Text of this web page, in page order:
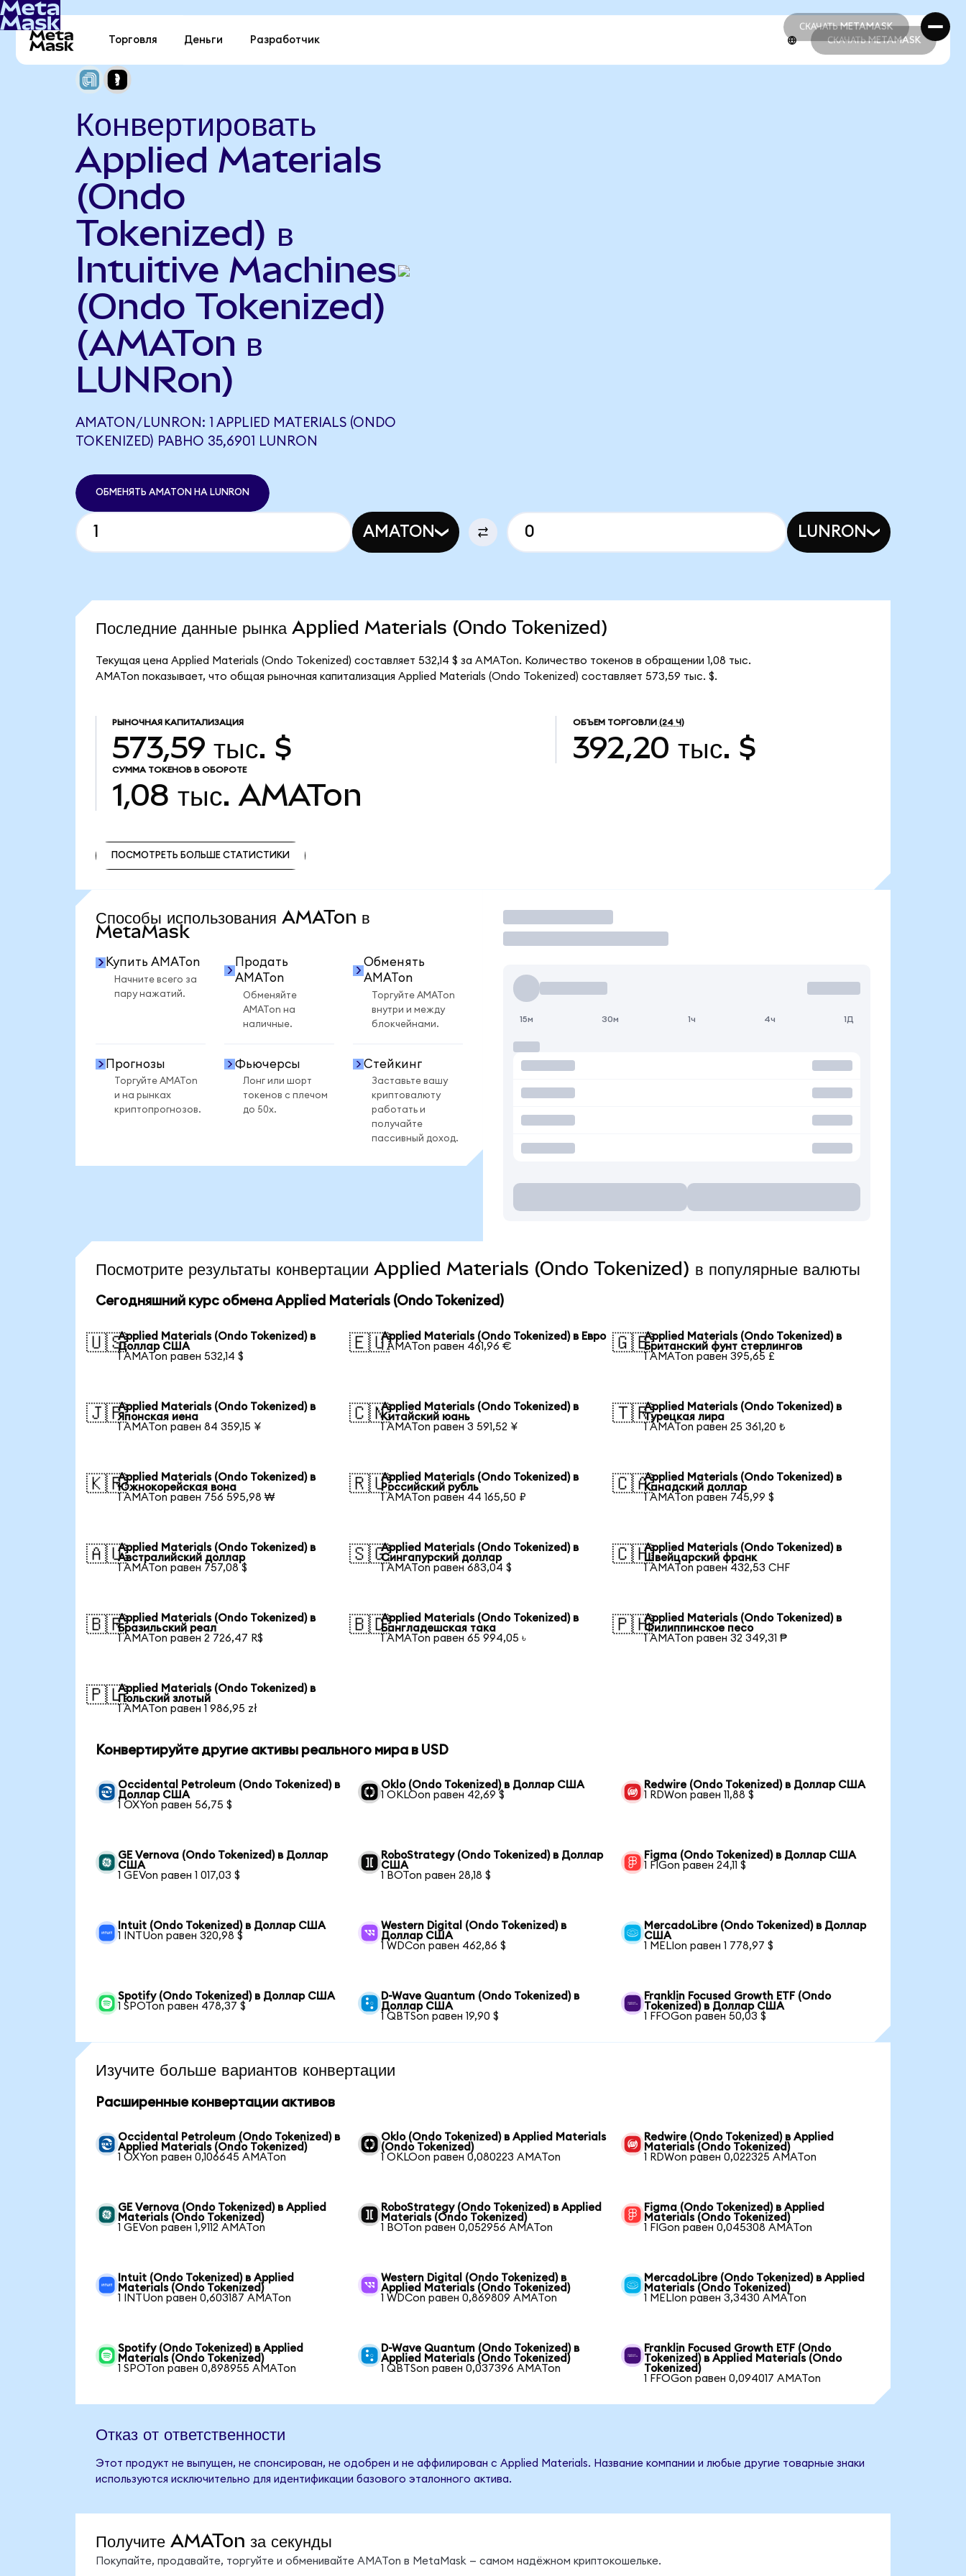
СКАЧАТЬ METAMASK
СКАЧАТЬ METAMASK
Торговля Деньги Разработчик СКАЧАТЬ METAMASK
Конвертировать
Applied Materials
(Ondo
Tokenized) в
Intuitive Machines
(Ondo Tokenized)
(AMATon в
LUNRon)
AMATON/LUNRON: 1 APPLIED MATERIALS (ONDO
TOKENIZED) РАВНО 35,6901 LUNRON
ОБМЕНЯТЬ AMATON НА LUNRON
AMATON LUNRON
Последние данные рынка Applied Materials (Ondo Tokenized)
Текущая цена Applied Materials (Ondo Tokenized) составляет 532,14 $ за AMATon. Количество токенов в обращении 1,08 тыс.
AMATon показывает, что общая рыночная капитализация Applied Materials (Ondo Tokenized) составляет 573,59 тыс. $.
РЫНОЧНАЯ КАПИТАЛИЗАЦИЯ
573,59 тыс. $
ОБЪЕМ ТОРГОВЛИ (24 Ч)
392,20 тыс. $
СУММА ТОКЕНОВ В ОБОРОТЕ
1,08 тыс. AMATon
ПОСМОТРЕТЬ БОЛЬШЕ СТАТИСТИКИ
Способы использования AMATon в
MetaMask
Купить AMATon
Начните всего за
пару нажатий.
Продать
AMATon
Обменяйте
AMATon на
наличные.
Обменять
AMATon
Торгуйте AMATon
внутри и между
блокчейнами.
Прогнозы
Торгуйте AMATon
и на рынках
криптопрогнозов.
Фьючерсы
Лонг или шорт
токенов с плечом
до 50x.
Стейкинг
Заставьте вашу
криптовалюту
работать и
получайте
пассивный доход.
Торговать
15м 30м 1ч 4ч 1Д
Посмотрите результаты конвертации Applied Materials (Ondo Tokenized) в популярные валюты
Сегодняшний курс обмена Applied Materials (Ondo Tokenized)
🇺🇸Applied Materials (Ondo Tokenized) в
Доллар США
1 AMATon равен 532,14 $
🇪🇺Applied Materials (Ondo Tokenized) в Евро
1 AMATon равен 461,96 €
🇬🇧Applied Materials (Ondo Tokenized) в
Британский фунт стерлингов
1 AMATon равен 395,65 £
🇯🇵Applied Materials (Ondo Tokenized) в
Японская иена
1 AMATon равен 84 359,15 ¥
🇨🇳Applied Materials (Ondo Tokenized) в
Китайский юань
1 AMATon равен 3 591,52 ¥
🇹🇷Applied Materials (Ondo Tokenized) в
Турецкая лира
1 AMATon равен 25 361,20 ₺
🇰🇷Applied Materials (Ondo Tokenized) в
Южнокорейская вона
1 AMATon равен 756 595,98 ₩
🇷🇺Applied Materials (Ondo Tokenized) в
Российский рубль
1 AMATon равен 44 165,50 ₽
🇨🇦Applied Materials (Ondo Tokenized) в
Канадский доллар
1 AMATon равен 745,99 $
🇦🇺Applied Materials (Ondo Tokenized) в
Австралийский доллар
1 AMATon равен 757,08 $
🇸🇬Applied Materials (Ondo Tokenized) в
Сингапурский доллар
1 AMATon равен 683,04 $
🇨🇭Applied Materials (Ondo Tokenized) в
Швейцарский франк
1 AMATon равен 432,53 CHF
🇧🇷Applied Materials (Ondo Tokenized) в
Бразильский реал
1 AMATon равен 2 726,47 R$
🇧🇩Applied Materials (Ondo Tokenized) в
Бангладешская така
1 AMATon равен 65 994,05 ৳
🇵🇭Applied Materials (Ondo Tokenized) в
Филиппинское песо
1 AMATon равен 32 349,31 ₱
🇵🇱Applied Materials (Ondo Tokenized) в
Польский злотый
1 AMATon равен 1 986,95 zł
Конвертируйте другие активы реального мира в USD
Occidental Petroleum (Ondo Tokenized) в
Доллар США
1 OXYon равен 56,75 $
Oklo (Ondo Tokenized) в Доллар США
1 OKLOon равен 42,69 $
Redwire (Ondo Tokenized) в Доллар США
1 RDWon равен 11,88 $
GE Vernova (Ondo Tokenized) в Доллар
США
1 GEVon равен 1 017,03 $
RoboStrategy (Ondo Tokenized) в Доллар
США
1 BOTon равен 28,18 $
Figma (Ondo Tokenized) в Доллар США
1 FIGon равен 24,11 $
Intuit (Ondo Tokenized) в Доллар США
1 INTUon равен 320,98 $
Western Digital (Ondo Tokenized) в
Доллар США
1 WDCon равен 462,86 $
MercadoLibre (Ondo Tokenized) в Доллар
США
1 MELIon равен 1 778,97 $
Spotify (Ondo Tokenized) в Доллар США
1 SPOTon равен 478,37 $
D-Wave Quantum (Ondo Tokenized) в
Доллар США
1 QBTSon равен 19,90 $
Franklin Focused Growth ETF (Ondo
Tokenized) в Доллар США
1 FFOGon равен 50,03 $
Изучите больше вариантов конвертации
Расширенные конвертации активов
Occidental Petroleum (Ondo Tokenized) в
Applied Materials (Ondo Tokenized)
1 OXYon равен 0,106645 AMATon
Oklo (Ondo Tokenized) в Applied Materials
(Ondo Tokenized)
1 OKLOon равен 0,080223 AMATon
Redwire (Ondo Tokenized) в Applied
Materials (Ondo Tokenized)
1 RDWon равен 0,022325 AMATon
GE Vernova (Ondo Tokenized) в Applied
Materials (Ondo Tokenized)
1 GEVon равен 1,9112 AMATon
RoboStrategy (Ondo Tokenized) в Applied
Materials (Ondo Tokenized)
1 BOTon равен 0,052956 AMATon
Figma (Ondo Tokenized) в Applied
Materials (Ondo Tokenized)
1 FIGon равен 0,045308 AMATon
Intuit (Ondo Tokenized) в Applied
Materials (Ondo Tokenized)
1 INTUon равен 0,603187 AMATon
Western Digital (Ondo Tokenized) в
Applied Materials (Ondo Tokenized)
1 WDCon равен 0,869809 AMATon
MercadoLibre (Ondo Tokenized) в Applied
Materials (Ondo Tokenized)
1 MELIon равен 3,3430 AMATon
Spotify (Ondo Tokenized) в Applied
Materials (Ondo Tokenized)
1 SPOTon равен 0,898955 AMATon
D-Wave Quantum (Ondo Tokenized) в
Applied Materials (Ondo Tokenized)
1 QBTSon равен 0,037396 AMATon
Franklin Focused Growth ETF (Ondo
Tokenized) в Applied Materials (Ondo
Tokenized)
1 FFOGon равен 0,094017 AMATon
Отказ от ответственности
Этот продукт не выпущен, не спонсирован, не одобрен и не аффилирован с Applied Materials. Название компании и любые другие товарные знаки
используются исключительно для идентификации базового эталонного актива.
Получите AMATon за секунды
Покупайте, продавайте, торгуйте и обменивайте AMATon в MetaMask — самом надёжном криптокошельке.